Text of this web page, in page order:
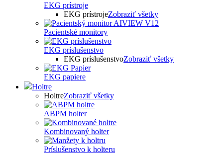
EKG prístroje
EKG prístrojeZobraziť všetky
Pacientské monitory
EKG príslušenstvo
EKG príslušenstvoZobraziť všetky
EKG papiere
Holtre
HoltreZobraziť všetky
ABPM holter
Kombinovaný holter
Príslušenstvo k holteru